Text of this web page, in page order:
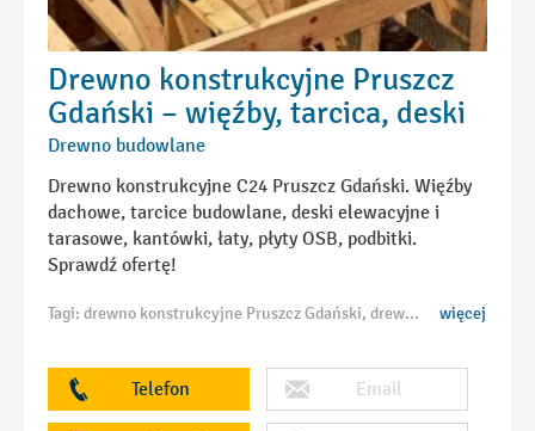
Drewno konstrukcyjne Pruszcz
Gdański – więźby, tarcica, deski
Drewno budowlane
Drewno konstrukcyjne C24 Pruszcz Gdański. Więźby
dachowe, tarcice budowlane, deski elewacyjne i
tarasowe, kantówki, łaty, płyty OSB, podbitki.
Sprawdź ofertę!
Tagi: drewno konstrukcyjne Pruszcz Gdański, drewno C24 Pruszcz Gdański, więźby dachowe Pruszcz Gdański, tarcica budowlana Pruszcz Gdański, deski elewacyjne Pruszcz Gdański, deski tarasowe Pruszcz Gdański, kantówki Pruszcz Gdański, łaty kontrłaty Pruszcz Gdański, płyty OSB Pruszcz Gdański, podbitki drewniane Pruszcz Gdański więcej
Telefon Email